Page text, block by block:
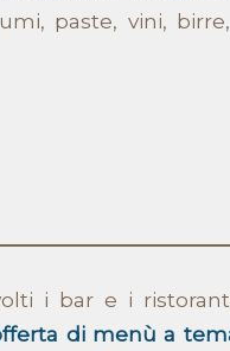
paste, vini,
i bar e i
di menù a